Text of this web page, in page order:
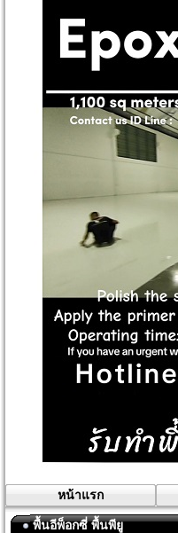
หน้าแรก
พื้นอีพ็อกซี่ พื้นพียู